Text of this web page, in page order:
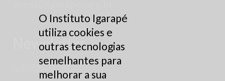
Newsletter
Cadastre-se
O Instituto Igarapé
utiliza cookies e
outras tecnologias
semelhantes para
melhorar a sua